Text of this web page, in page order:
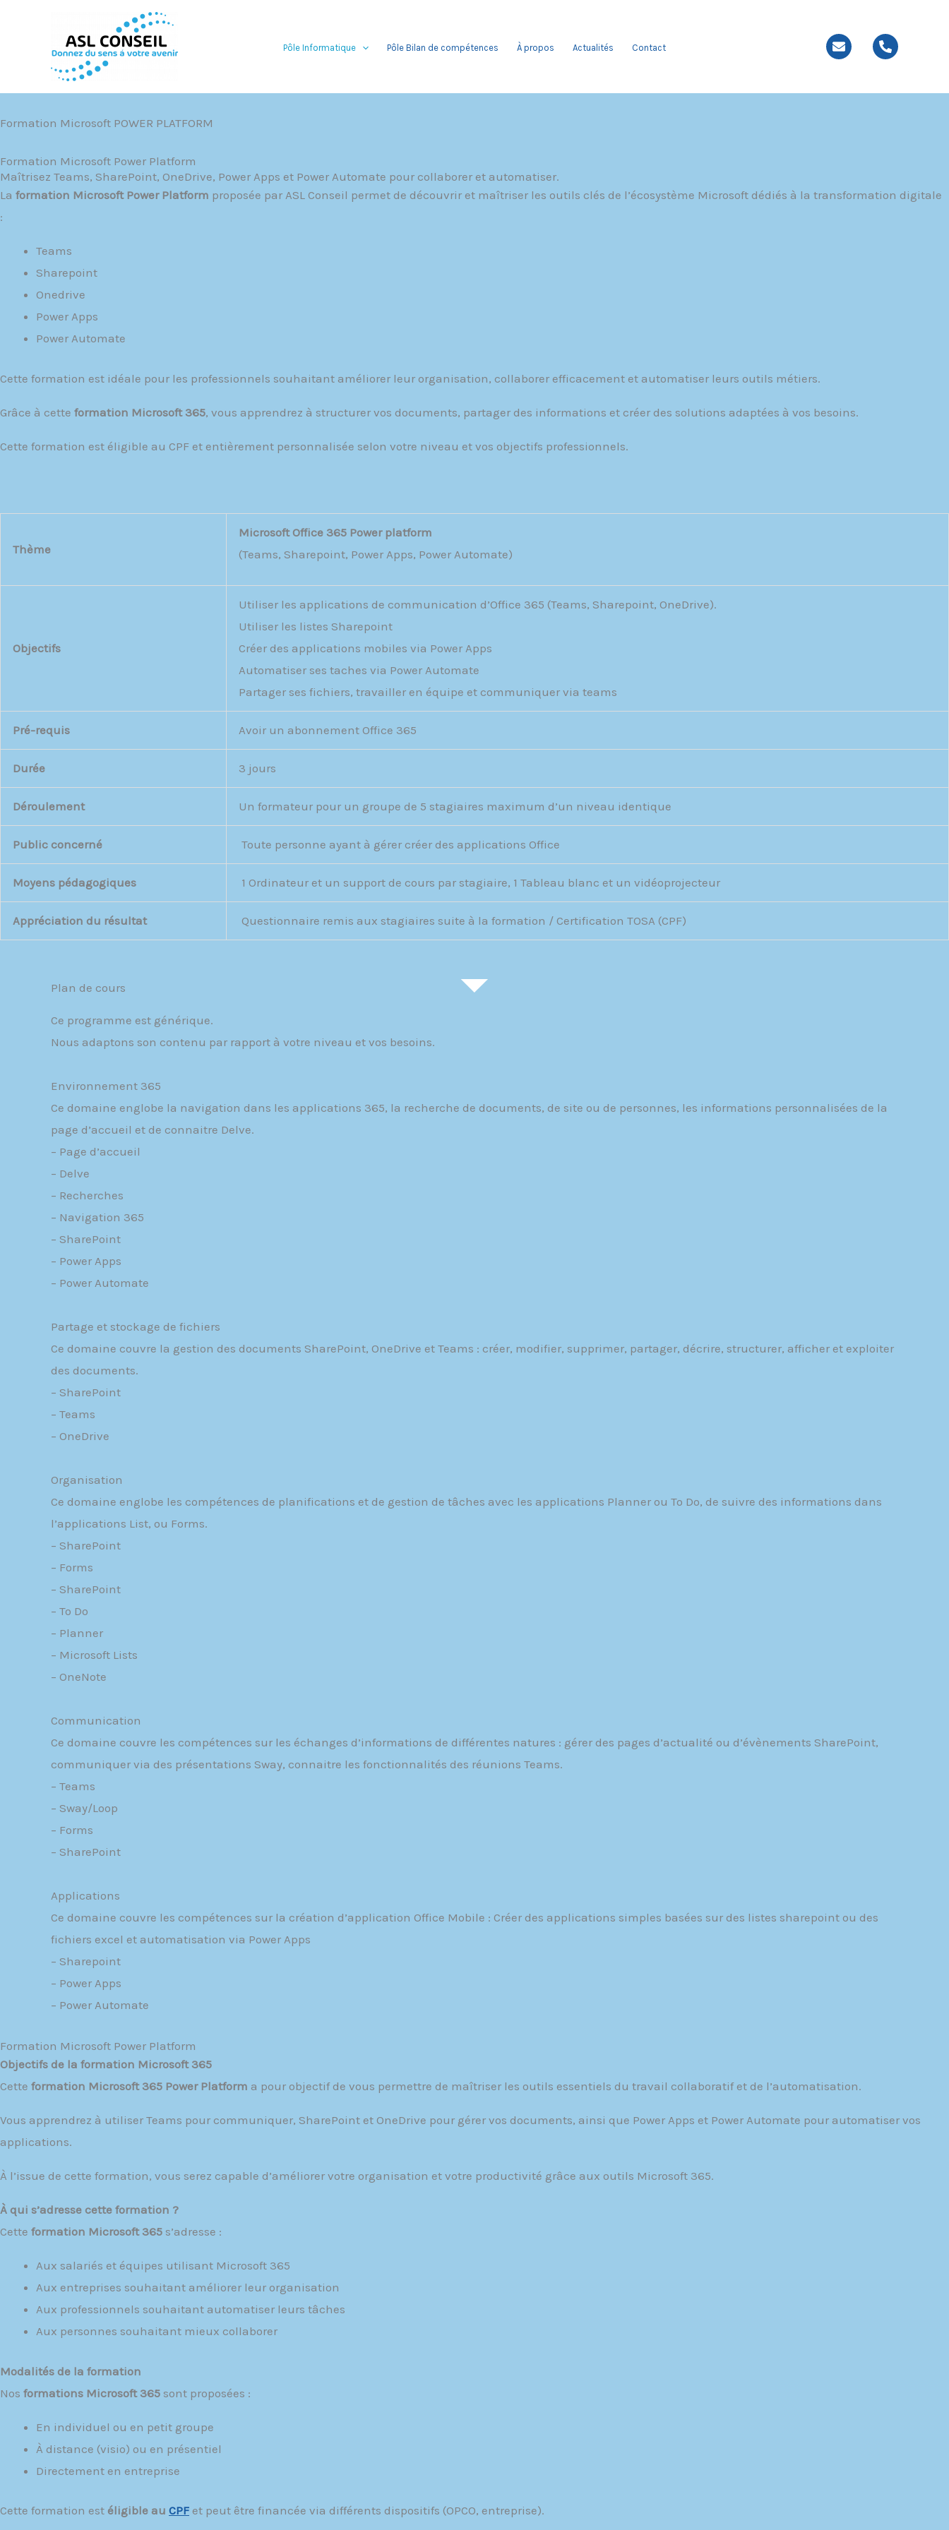
Pôle Informatique Pôle Bilan de compétences À propos Actualités Contact
Formation Microsoft POWER PLATFORM
Formation Microsoft Power Platform
Maîtrisez Teams, SharePoint, OneDrive, Power Apps et Power Automate pour collaborer et automatiser.
La formation Microsoft Power Platform proposée par ASL Conseil permet de découvrir et maîtriser les outils clés de l’écosystème Microsoft dédiés à la transformation digitale
:
Teams
Sharepoint
Onedrive
Power Apps
Power Automate
Cette formation est idéale pour les professionnels souhaitant améliorer leur organisation, collaborer efficacement et automatiser leurs outils métiers.
Grâce à cette formation Microsoft 365, vous apprendrez à structurer vos documents, partager des informations et créer des solutions adaptées à vos besoins.
Cette formation est éligible au CPF et entièrement personnalisée selon votre niveau et vos objectifs professionnels.
Thème
Microsoft Office 365 Power platform
(Teams, Sharepoint, Power Apps, Power Automate)
Objectifs
Utiliser les applications de communication d’Office 365 (Teams, Sharepoint, OneDrive).
Utiliser les listes Sharepoint
Créer des applications mobiles via Power Apps
Automatiser ses taches via Power Automate
Partager ses fichiers, travailler en équipe et communiquer via teams
Pré-requis Avoir un abonnement Office 365
Durée 3 jours
Déroulement Un formateur pour un groupe de 5 stagiaires maximum d’un niveau identique
Public concerné Toute personne ayant à gérer créer des applications Office
Moyens pédagogiques 1 Ordinateur et un support de cours par stagiaire, 1 Tableau blanc et un vidéoprojecteur
Appréciation du résultat Questionnaire remis aux stagiaires suite à la formation / Certification TOSA (CPF)
Plan de cours
Ce programme est générique.
Nous adaptons son contenu par rapport à votre niveau et vos besoins.
Environnement 365
Ce domaine englobe la navigation dans les applications 365, la recherche de documents, de site ou de personnes, les informations personnalisées de la
page d’accueil et de connaitre Delve.
– Page d’accueil
– Delve
– Recherches
– Navigation 365
– SharePoint
– Power Apps
– Power Automate
Partage et stockage de fichiers
Ce domaine couvre la gestion des documents SharePoint, OneDrive et Teams : créer, modifier, supprimer, partager, décrire, structurer, afficher et exploiter
des documents.
– SharePoint
– Teams
– OneDrive
Organisation
Ce domaine englobe les compétences de planifications et de gestion de tâches avec les applications Planner ou To Do, de suivre des informations dans
l’applications List, ou Forms.
– SharePoint
– Forms
– SharePoint
– To Do
– Planner
– Microsoft Lists
– OneNote
Communication
Ce domaine couvre les compétences sur les échanges d’informations de différentes natures : gérer des pages d’actualité ou d’évènements SharePoint,
communiquer via des présentations Sway, connaitre les fonctionnalités des réunions Teams.
– Teams
– Sway/Loop
– Forms
– SharePoint
Applications
Ce domaine couvre les compétences sur la création d’application Office Mobile : Créer des applications simples basées sur des listes sharepoint ou des
fichiers excel et automatisation via Power Apps
– Sharepoint
– Power Apps
– Power Automate
Formation Microsoft Power Platform
Objectifs de la formation Microsoft 365
Cette formation Microsoft 365 Power Platform a pour objectif de vous permettre de maîtriser les outils essentiels du travail collaboratif et de l’automatisation.
Vous apprendrez à utiliser Teams pour communiquer, SharePoint et OneDrive pour gérer vos documents, ainsi que Power Apps et Power Automate pour automatiser vos
applications.
À l’issue de cette formation, vous serez capable d’améliorer votre organisation et votre productivité grâce aux outils Microsoft 365.
À qui s’adresse cette formation ?
Cette formation Microsoft 365 s’adresse :
Aux salariés et équipes utilisant Microsoft 365
Aux entreprises souhaitant améliorer leur organisation
Aux professionnels souhaitant automatiser leurs tâches
Aux personnes souhaitant mieux collaborer
Modalités de la formation
Nos formations Microsoft 365 sont proposées :
En individuel ou en petit groupe
À distance (visio) ou en présentiel
Directement en entreprise
Cette formation est éligible au CPF et peut être financée via différents dispositifs (OPCO, entreprise).